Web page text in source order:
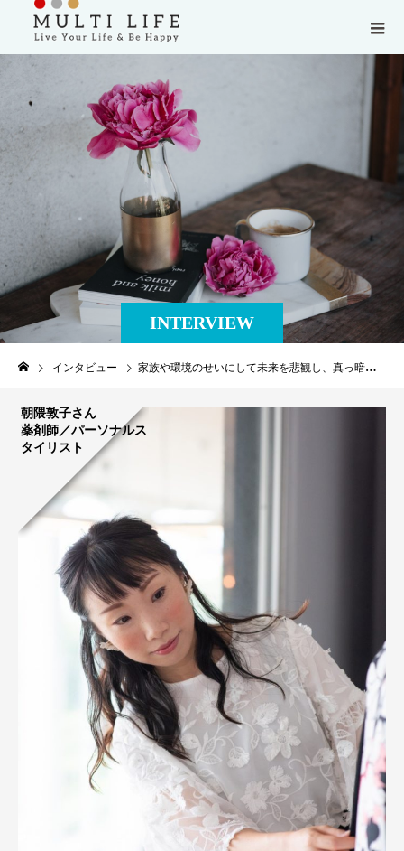
INTERVIEW
インタビュー 家族や環境のせいにして未来を悲観し、真っ暗闇にいた以前の私はいなくなりました！
朝隈敦子さん
薬剤師／パーソナルス
タイリスト